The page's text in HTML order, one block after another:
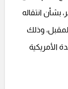
بشأن انتقاله
وذلك
الأمريكية